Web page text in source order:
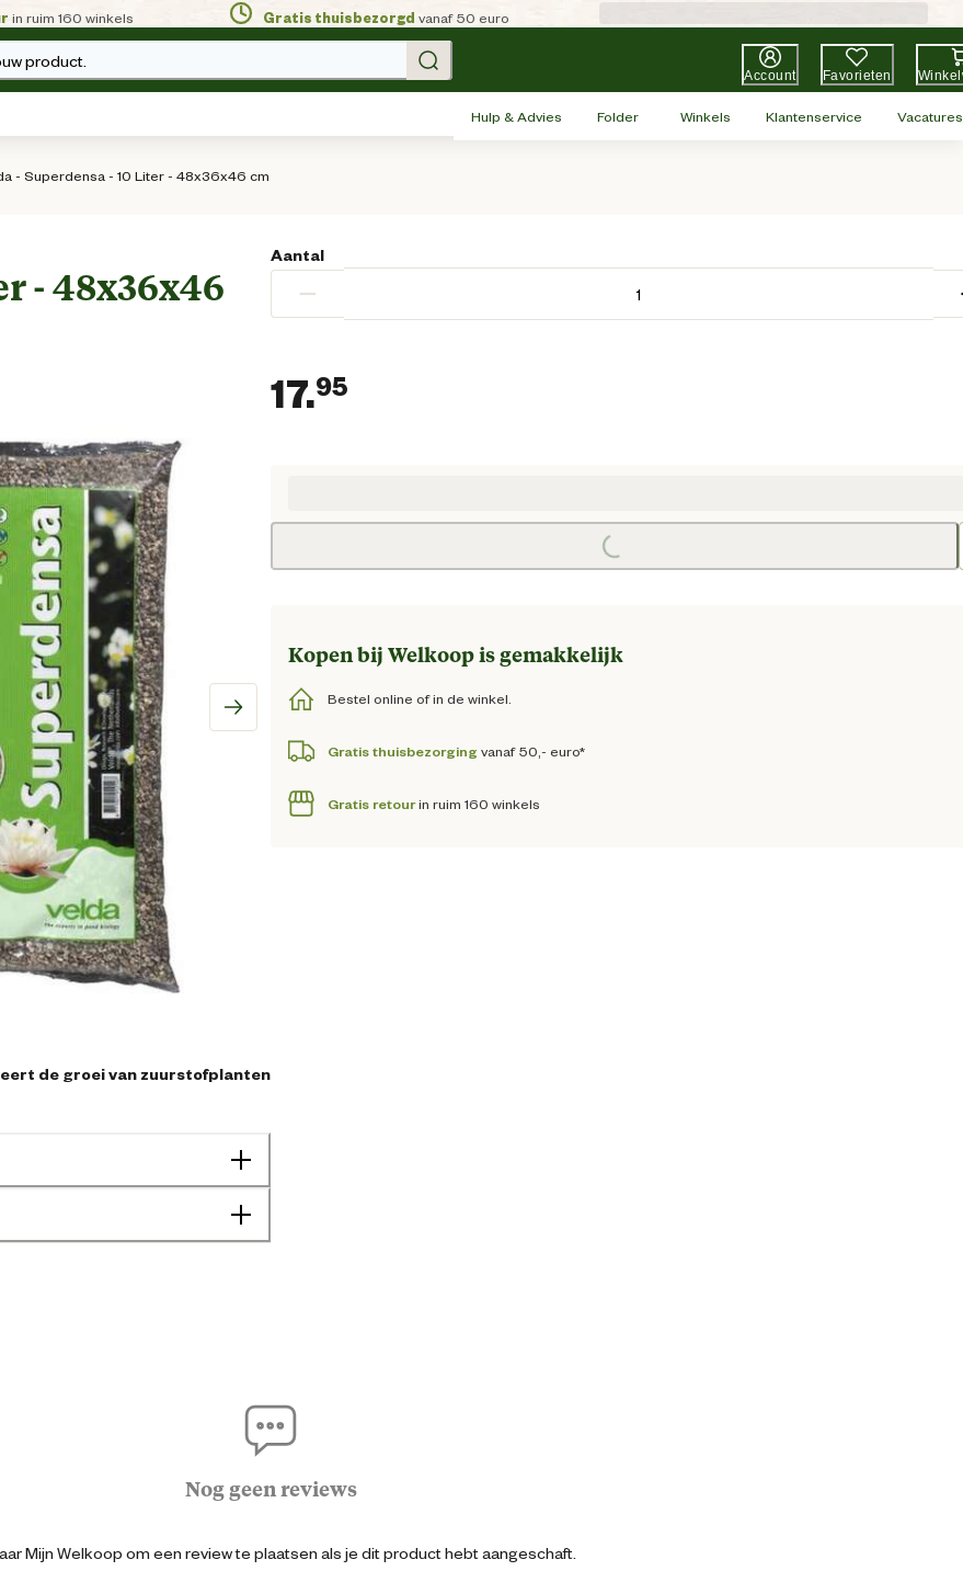
in ruim 160 winkels Gratis thuisbezorgd vanaf 50 euro
product.
Account Favorieten
Hulp & Advies Folder Winkels Klantenservice Vacatures
- Superdensa - 10 Liter - 48x36x46 cm
- 48x36x46
de groei van zuurstofplanten
Aantal
−
17.95
Loading...
Kopen bij Welkoop is gemakkelijk
Bestel online of in de winkel.
Gratis thuisbezorging vanaf 50,- euro*
Gratis retourin ruim 160 winkels
Nog geen reviews
Mijn Welkoop om een review te plaatsen als je dit product hebt aangeschaft.